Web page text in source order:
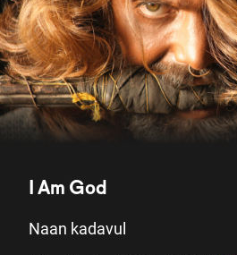
I Am God
Naan kadavul